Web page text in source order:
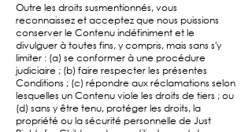
Outre les droits susmentionnés, vous
reconnaissez et acceptez que nous puissions
conserver le Contenu indéfiniment et le
divulguer à toutes fins, y compris, mais sans s'y
limiter : (a) se conformer à une procédure
judiciaire ; (b) faire respecter les présentes
Conditions ; (c) répondre aux réclamations selon
lesquelles un Contenu viole les droits de tiers ; ou
(d) sans y être tenu, protéger les droits, la
propriété ou la sécurité personnelle de Just